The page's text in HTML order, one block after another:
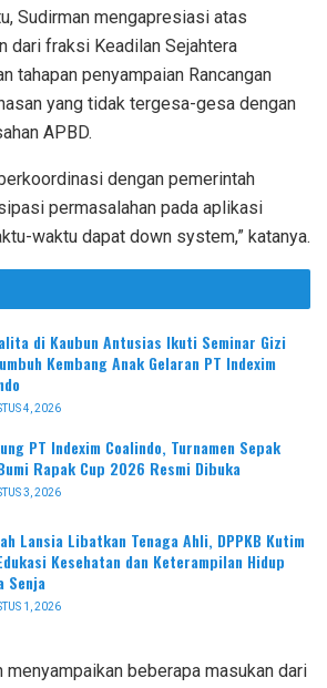
Sudirman mengapresiasi atas
dari fraksi Keadilan Sejahtera
tahapan penyampaian Rancangan
yang tidak tergesa-gesa dengan
APBD.
dengan pemerintah
permasalahan pada aplikasi
waktu dapat down system,” katanya.
di Kaubun Antusias Ikuti Seminar Gizi
Kembang Anak Gelaran PT Indexim
4, 2026
PT Indexim Coalindo, Turnamen Sepak
Rapak Cup 2026 Resmi Dibuka
3, 2026
Lansia Libatkan Tenaga Ahli, DPPKB Kutim
Kesehatan dan Keterampilan Hidup
Senja
1, 2026
menyampaikan beberapa masukan dari